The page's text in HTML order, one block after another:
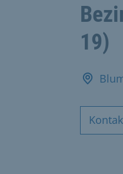
19)